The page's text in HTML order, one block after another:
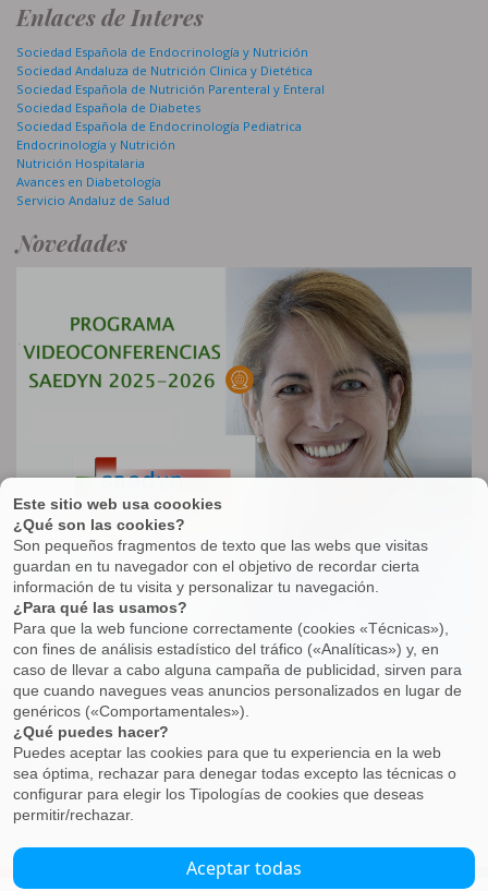
Enlaces de Interes
Sociedad Española de Endocrinología y Nutrición
Sociedad Andaluza de Nutrición Clinica y Dietética
Sociedad Española de Nutrición Parenteral y Enteral
Sociedad Española de Diabetes
Sociedad Española de Endocrinología Pediatrica
Endocrinología y Nutrición
Nutrición Hospitalaria
Avances en Diabetología
Servicio Andaluz de Salud
Novedades